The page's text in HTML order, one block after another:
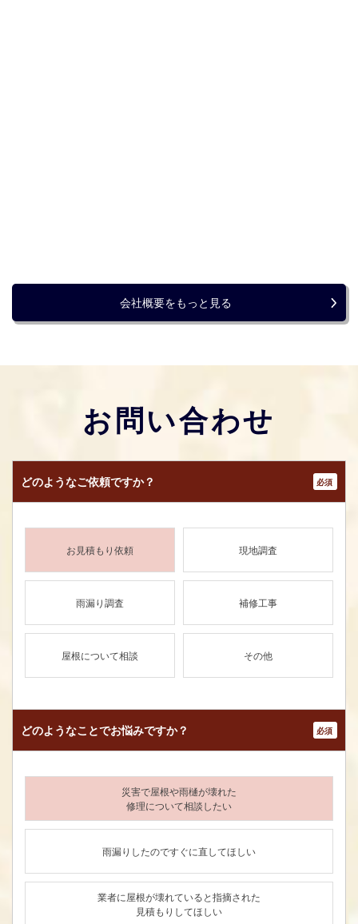
会社概要をもっと見る
お問い合わせ
どのようなご依頼ですか？ *
お見積もり依頼 現地調査
雨漏り調査 補修工事
屋根について相談 その他
どのようなことでお悩みですか？ *
災害で屋根や雨樋が壊れた
修理について相談したい
雨漏りしたのですぐに直してほしい
業者に屋根が壊れていると指摘された
見積もりしてほしい